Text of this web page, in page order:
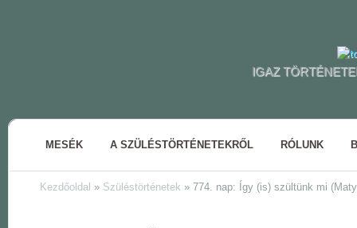
IGAZ
MESÉK A SZÜLÉSTÖRTÉNETEKRŐL RÓLUNK
Kezdőoldal » Szüléstörténetek » 774. nap: Így (is) szültünk mi